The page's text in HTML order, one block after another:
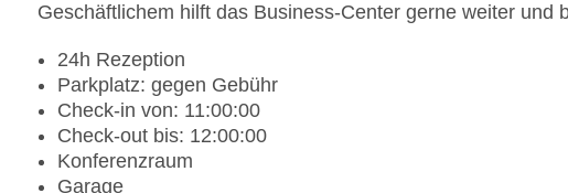
Geschäftlichem hilft das Business-Center gerne weiter und
24h Rezeption
Parkplatz: gegen Gebühr
Check-in von: 11:00:00
Check-out bis: 12:00:00
Konferenzraum
Garage